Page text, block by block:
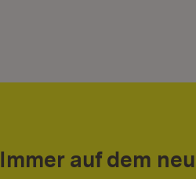
Immer auf dem